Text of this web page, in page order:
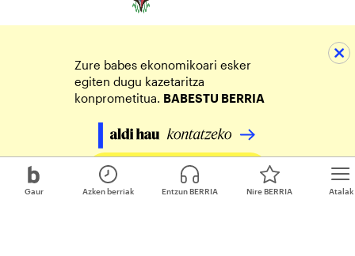
Gaur Atalak
Azken berriak Entzun BERRIA Nire BERRIA
Zure babes ekonomikoari esker
egiten dugu kazetaritza
konprometitua. BABESTU BERRIA
Egin zure ekarpena